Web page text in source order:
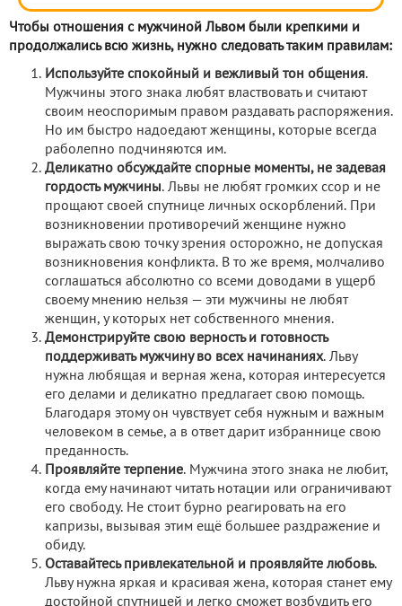
Чтобы отношения с мужчиной Львом были крепкими и
продолжались всю жизнь, нужно следовать таким правилам:
Используйте спокойный и вежливый тон общения.
Мужчины этого знака любят властвовать и считают
своим неоспоримым правом раздавать распоряжения.
Но им быстро надоедают женщины, которые всегда
раболепно подчиняются им.
Деликатно обсуждайте спорные моменты, не задевая
гордость мужчины. Львы не любят громких ссор и не
прощают своей спутнице личных оскорблений. При
возникновении противоречий женщине нужно
выражать свою точку зрения осторожно, не допуская
возникновения конфликта. В то же время, молчаливо
соглашаться абсолютно со всеми доводами в ущерб
своему мнению нельзя — эти мужчины не любят
женщин, у которых нет собственного мнения.
Демонстрируйте свою верность и готовность
поддерживать мужчину во всех начинаниях. Льву
нужна любящая и верная жена, которая интересуется
его делами и деликатно предлагает свою помощь.
Благодаря этому он чувствует себя нужным и важным
человеком в семье, а в ответ дарит избраннице свою
преданность.
Проявляйте терпение. Мужчина этого знака не любит,
когда ему начинают читать нотации или ограничивают
его свободу. Не стоит бурно реагировать на его
капризы, вызывая этим ещё большее раздражение и
обиду.
Оставайтесь привлекательной и проявляйте любовь.
Льву нужна яркая и красивая жена, которая станет ему
достойной спутницей и легко сможет возбудить его